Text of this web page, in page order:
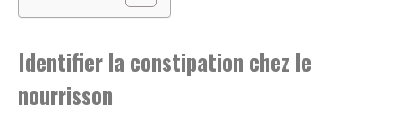
Identifier la constipation chez le
nourrisson